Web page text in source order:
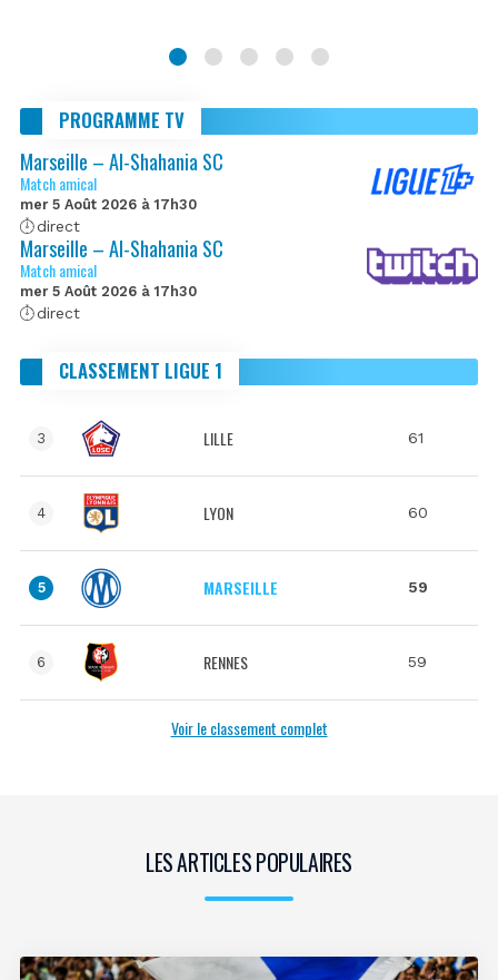
PROGRAMME TV
Marseille – Al-Shahania SC
Match amical
mer 5 Août 2026 à 17h30
direct
Marseille – Al-Shahania SC
Match amical
mer 5 Août 2026 à 17h30
direct
CLASSEMENT LIGUE 1
3 LILLE 61
4 LYON 60
5 MARSEILLE 59
6 RENNES 59
Voir le classement complet
LES ARTICLES POPULAIRES